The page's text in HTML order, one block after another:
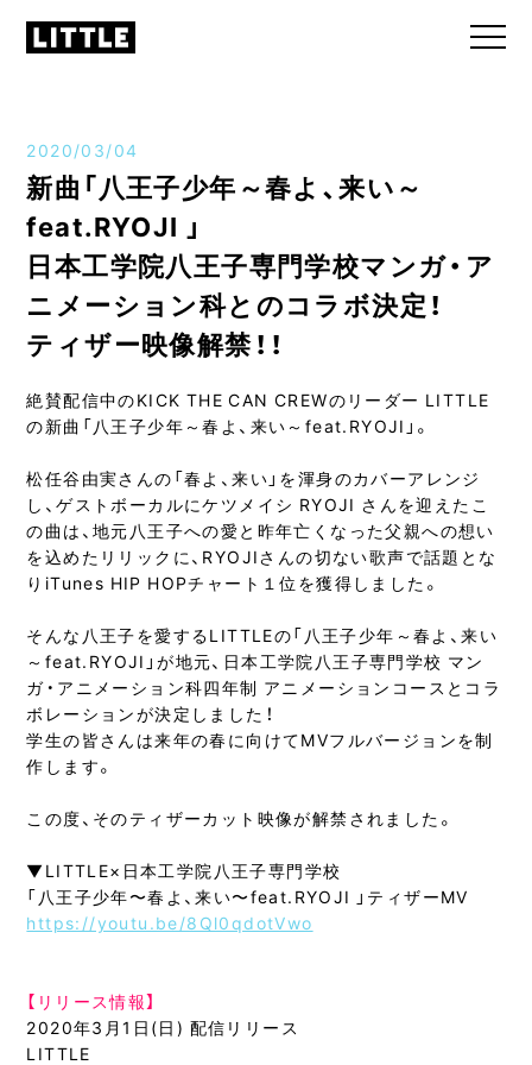
2020/03/04
新曲「八王子少年～春よ、来い～
feat.RYOJI 」
日本工学院八王子専門学校マンガ・ア
ニメーション科とのコラボ決定！
ティザー映像解禁！！
絶賛配信中のKICK THE CAN CREWのリーダー LITTLE
の新曲「八王子少年～春よ、来い～feat.RYOJI」。
松任谷由実さんの「春よ、来い」を渾身のカバーアレンジ
し、ゲストボーカルにケツメイシ RYOJI さんを迎えたこ
の曲は、地元八王子への愛と昨年亡くなった父親への想い
を込めたリリックに、RYOJIさんの切ない歌声で話題とな
りiTunes HIP HOPチャート１位を獲得しました。
そんな八王子を愛するLITTLEの「八王子少年～春よ、来い
～feat.RYOJI」が地元、日本工学院八王子専門学校 マン
ガ・アニメーション科四年制 アニメーションコースとコラ
ボレーションが決定しました！
学生の皆さんは来年の春に向けてMVフルバージョンを制
作します。
この度、そのティザーカット映像が解禁されました。
▼LITTLE×日本工学院八王子専門学校
「八王子少年〜春よ、来い〜feat.RYOJI 」ティザーMV
https://youtu.be/8Ql0qdotVwo
【リリース情報】
2020年3月1日(日) 配信リリース
LITTLE